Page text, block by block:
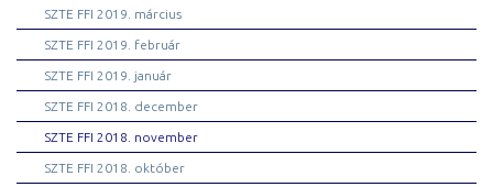
SZTE FFI 2019. március
SZTE FFI 2019. február
SZTE FFI 2019. január
SZTE FFI 2018. december
SZTE FFI 2018. november
SZTE FFI 2018. október